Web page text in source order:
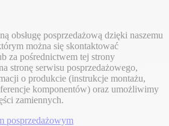
obsługę posprzedażową dzięki naszemu
można się skontaktować
za pośrednictwem tej strony
stronę serwisu posprzedażowego,
o produkcie (instrukcje montażu,
komponentów) oraz umożliwimy
zamiennych.
posprzedażowym